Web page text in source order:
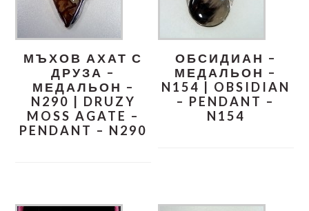
МЪХОВ АХАТ С
ДРУЗА –
МЕДАЛЬОН –
N290 | DRUZY
MOSS AGATE –
PENDANT – N290
ОБСИДИАН –
МЕДАЛЬОН –
N154 | OBSIDIAN
– PENDANT –
N154